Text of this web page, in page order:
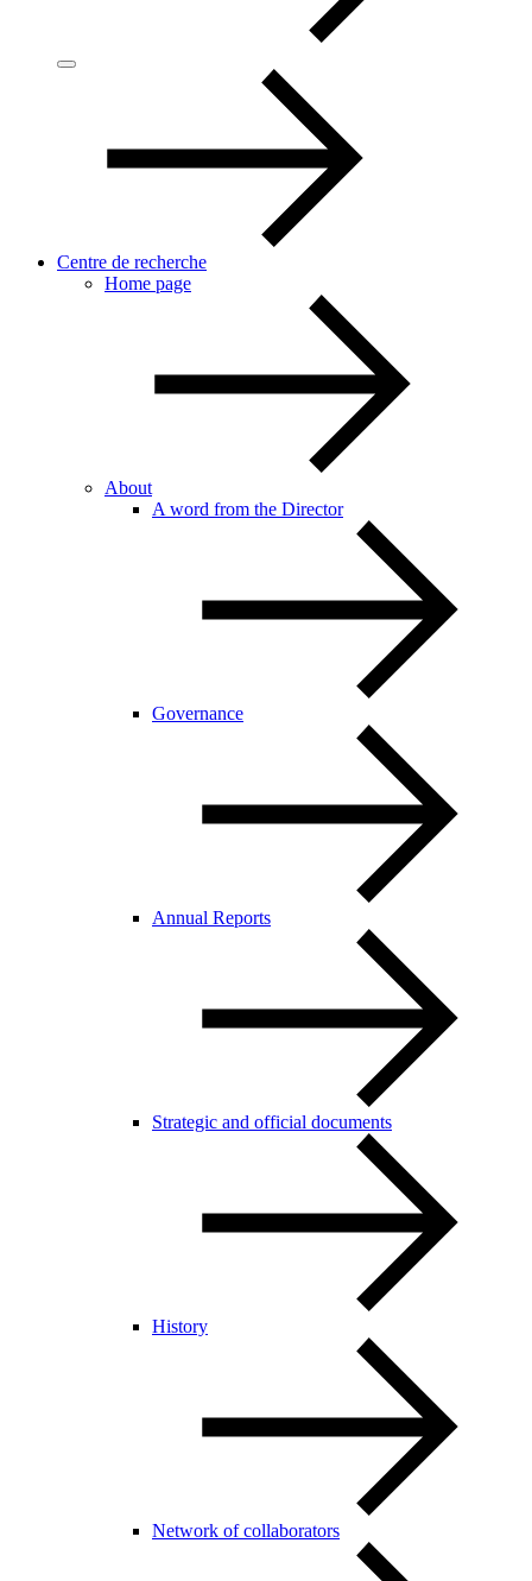
Centre de recherche
Home page
About
A word from the Director
Governance
Annual Reports
Strategic and official documents
History
Network of collaborators